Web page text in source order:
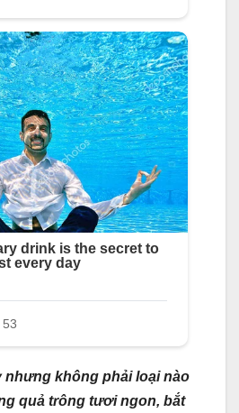
nhưng không phải loại nào
quả trông tươi ngon, bắt